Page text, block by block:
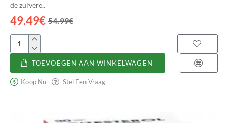
de zuivere..
49.49€ 54.99€
Mico-
Polypor
TOEVOEGEN AAN WINKELWAGEN
Koop Nu Stel Een Vraag